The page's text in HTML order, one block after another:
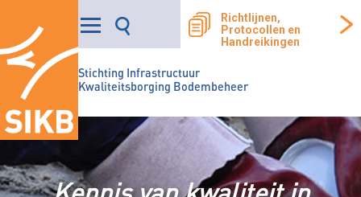
Stichting Infrastructuur
Kwaliteitsborging Bodembeheer
Richtlijnen,
Protocollen en
Handreikingen